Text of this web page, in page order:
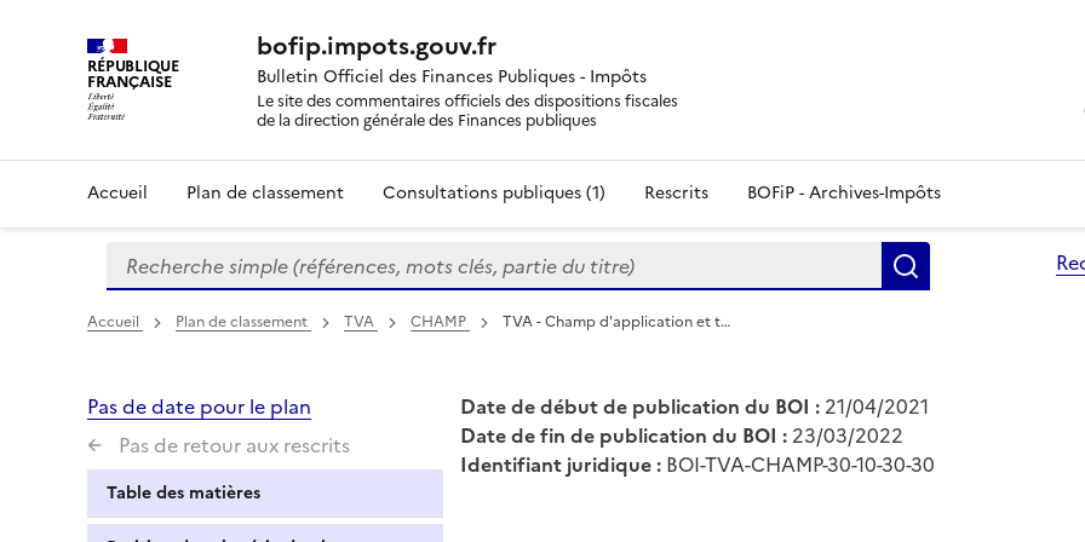
RÉPUBLIQUE
FRANÇAISE
bofip.impots.gouv.fr
Bulletin Officiel des Finances Publiques - Impôts
Le site des commentaires officiels des dispositions fiscales
de la direction générale des Finances publiques
Accueil Plan de classement Consultations publiques (1) Rescrits BOFiP - Archives-Impôts
Formulaire
de
recherche
Recherche simple (références, mots clés, partie du titre)
Accueil Plan de classement TVA CHAMP TVA - Champ d'application et t…
Pas de date pour le plan
Pas de retour aux rescrits
Table des matières
Date de début de publication du BOI : 21/04/2021
Date de fin de publication du BOI : 23/03/2022
Identifiant juridique : BOI-TVA-CHAMP-30-10-30-30